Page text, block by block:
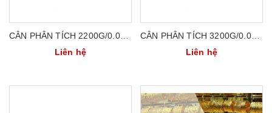
CÂN PHÂN TÍCH 2200G/0.01G
CÂN ĐIỆN TỬ HÀN QUỐC
Liên hệ
CÂN PHÂN TÍCH 3200G/0.01G
CÂN ĐIỆN TỬ HÀN QUỐC
Liên hệ